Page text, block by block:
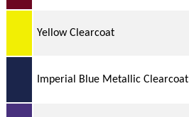
Yellow Clearcoat
Imperial Blue Metallic Clearcoat